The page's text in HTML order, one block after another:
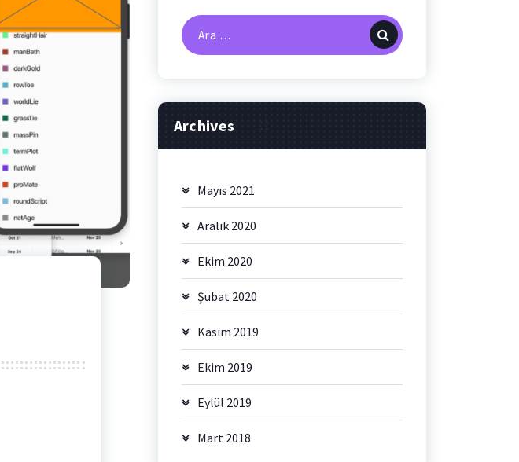
Arama:
Archives
Mayıs 2021
Aralık 2020
Ekim 2020
Şubat 2020
Kasım 2019
Ekim 2019
Eylül 2019
Mart 2018